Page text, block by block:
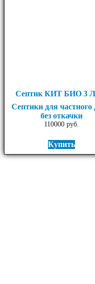
Септик КИТ БИО 3
Септики для частного
без откачки
110000руб.
Купить